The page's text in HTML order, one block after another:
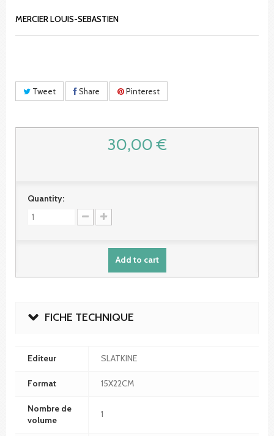
MERCIER LOUIS-SEBASTIEN
Tweet Share Pinterest
30,00 €
Quantity:
Add to cart
FICHE TECHNIQUE
Editeur SLATKINE
Format 15X22CM
Nombre de
volume
1